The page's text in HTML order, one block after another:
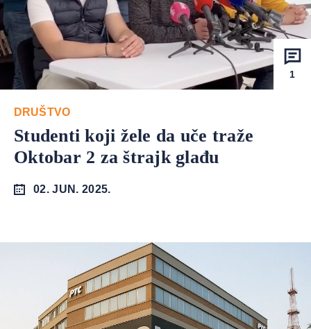
1
DRUŠTVO
Studenti koji žele da uče traže
Oktobar 2 za štrajk glađu
02. JUN. 2025.